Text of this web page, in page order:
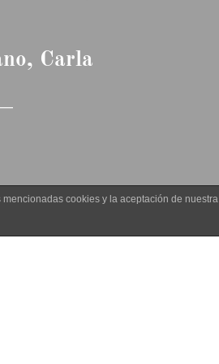
Carla
cookies y la aceptación de nuestra